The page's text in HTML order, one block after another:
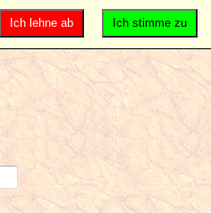
Ich stimme zu
Ich lehne ab